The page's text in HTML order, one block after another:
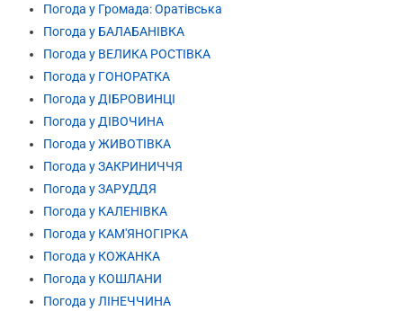
Погода у Громада: Оратівська
Погода у БАЛАБАНІВКА
Погода у ВЕЛИКА РОСТІВКА
Погода у ГОНОРАТКА
Погода у ДІБРОВИНЦІ
Погода у ДІВОЧИНА
Погода у ЖИВОТІВКА
Погода у ЗАКРИНИЧЧЯ
Погода у ЗАРУДДЯ
Погода у КАЛЕНІВКА
Погода у КАМ'ЯНОГІРКА
Погода у КОЖАНКА
Погода у КОШЛАНИ
Погода у ЛІНЕЧЧИНА